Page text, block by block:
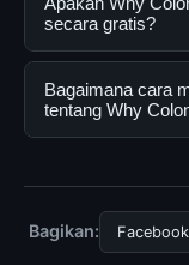
yang dirancang
mendapatkan
dapat
resmi dan
secara gratis?
Ya, Why
secara gratis
tersembunyi atau
Bagaimana cara
tentang Why
halaman resmi
memperbarui
Bagikan: Facebook